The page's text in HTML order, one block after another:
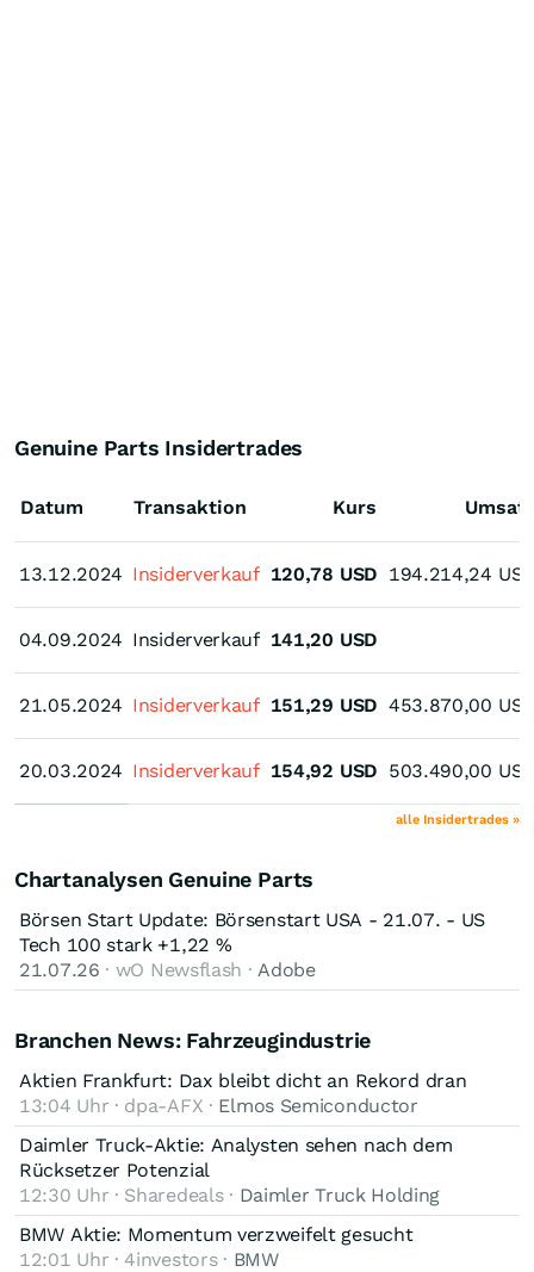
Genuine Parts Insidertrades
Datum
13.12.2024
04.09.2024
21.05.2024
20.03.2024
Transaktion Kurs Umsatz
13.12.2024 Insiderverkauf 120,78 USD 194.214,24
04.09.2024 Insiderverkauf 141,20 USD
21.05.2024 Insiderverkauf 151,29 USD 453.870,00
20.03.2024 Insiderverkauf 154,92 USD 503.490,00
alle Insidertrades »
Chartanalysen Genuine Parts
Börsen Start Update: Börsenstart USA - 21.07. - US
Tech 100 stark +1,22 %
21.07.26 · wO Newsflash · Adobe
Branchen News: Fahrzeugindustrie
Aktien Frankfurt: Dax bleibt dicht an Rekord dran
13:04 Uhr · dpa-AFX · Elmos Semiconductor
Daimler Truck-Aktie: Analysten sehen nach dem
Rücksetzer Potenzial
12:30 Uhr · Sharedeals · Daimler Truck Holding
BMW Aktie: Momentum verzweifelt gesucht
12:01 Uhr · 4investors · BMW